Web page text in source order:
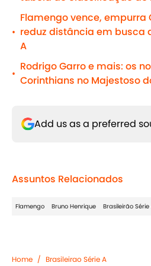
•
Flamengo vence, empurra
reduz distância em busca
A
•
Rodrigo Garro e mais: os
Corinthians no Majestoso
Add us as a preferred
Assuntos Relacionados
Flamengo Bruno Henrique Brasileirão Série
Home / Brasileirao Série A